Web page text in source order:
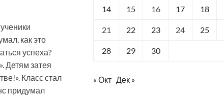
как это
успеха?
Детям затея
Класс стал
придумал
14 15 16 17 18
21 22 23 24 25
28 29 30
« Окт Дек »